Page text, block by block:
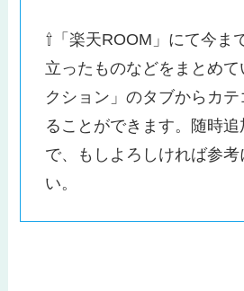
⇧「楽天ROOM」にて今ま
立ったものなどをまとめ
クション」のタブからカ
ることができます。随時
で、もしよろしければ参考
い。